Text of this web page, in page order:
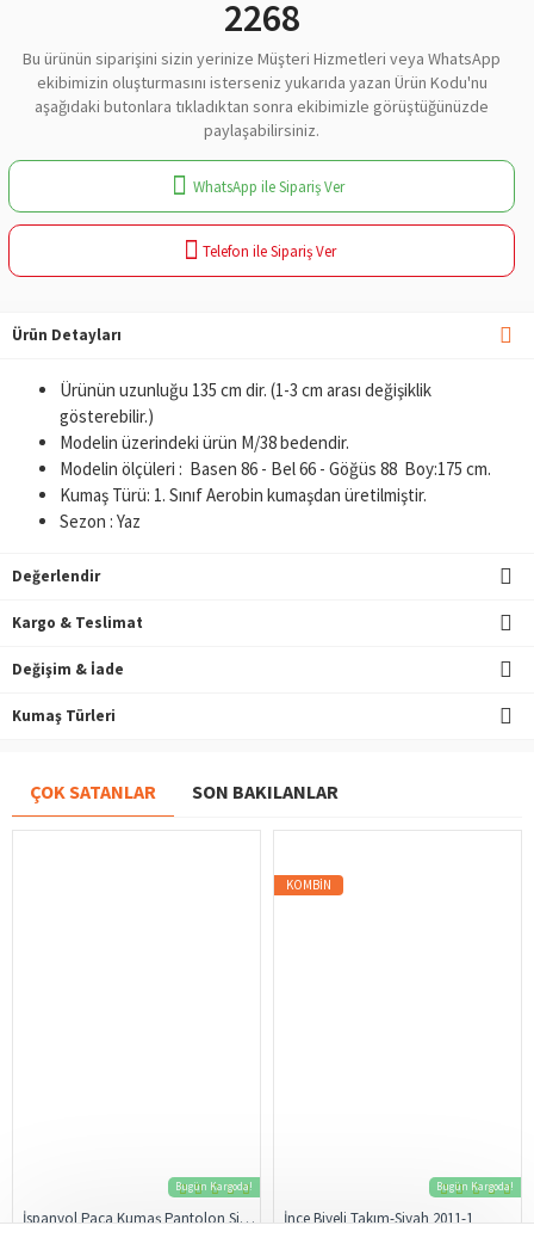
2268
Bu ürünün siparişini sizin yerinize Müşteri Hizmetleri veya WhatsApp
ekibimizin oluşturmasını isterseniz yukarıda yazan Ürün Kodu'nu
aşağıdaki butonlara tıkladıktan sonra ekibimizle görüştüğünüzde
paylaşabilirsiniz.
WhatsApp ile Sipariş Ver
Telefon ile Sipariş Ver
Ürün Detayları
Ürünün uzunluğu 135 cm dir. (1-3 cm arası değişiklik
gösterebilir.)
Modelin üzerindeki ürün M/38 bedendir.
Modelin ölçüleri : Basen 86 - Bel 66 - Göğüs 88 Boy:175 cm.
Kumaş Türü: 1. Sınıf Aerobin kumaşdan üretilmiştir.
Sezon : Yaz
Değerlendir
Kargo & Teslimat
Değişim & İade
Kumaş Türleri
ÇOK SATANLAR SON BAKILANLAR
Bugün Kargoda!
İspanyol Paça Kumaş Pantolon Siyah 206
Bugün Kargoda!
KOMBIN
İnce Biyeli Takım-Siyah 2011-1